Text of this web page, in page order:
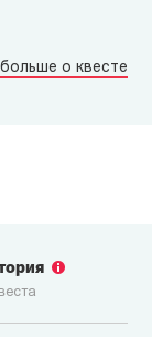
больше о квесте